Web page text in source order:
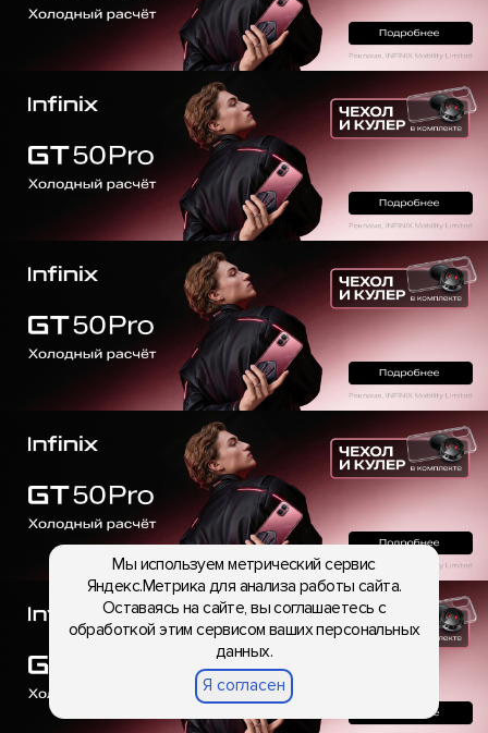
Мы используем метрический сервис
Яндекс.Метрика для анализа работы сайта.
Оставаясь на сайте, вы соглашаетесь с
обработкой этим сервисом ваших персональных
данных.
Я согласен